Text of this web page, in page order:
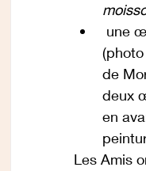
une
de
deux
en
Les Amis